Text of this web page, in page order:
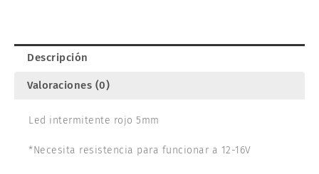
Descripción
Valoraciones (0)
Led intermitente rojo 5mm
*Necesita resistencia para funcionar a 12-16V